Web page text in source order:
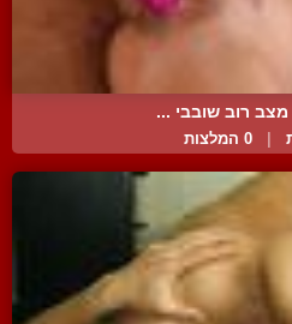
רוב שובבי ...
| 0 המלצות